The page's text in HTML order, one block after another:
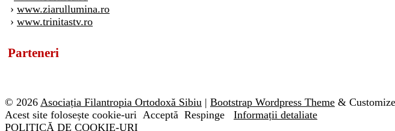
› www.ziarullumina.ro
› www.trinitastv.ro
Parteneri
© 2026 Asociația Filantropia Ortodoxă Sibiu | Bootstrap Wordpress Theme &
Acest site folosește cookie-uri Acceptă Respinge
Informații detaliate
POLITICĂ DE COOKIE-URI